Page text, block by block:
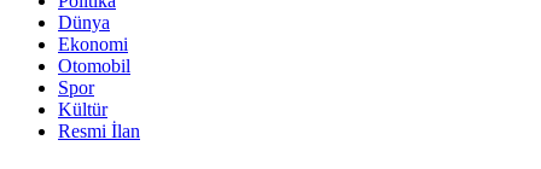
Dünya
Ekonomi
Otomobil
Spor
Kültür
Resmi İlan